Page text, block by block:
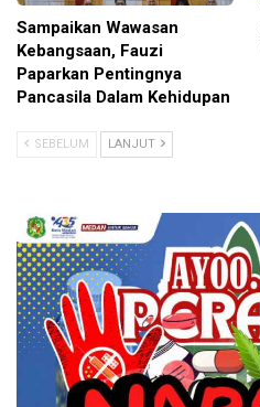
Sampaikan Wawasan
Kebangsaan, Fauzi
Paparkan Pentingnya
Pancasila Dalam Kehidupan
SEBELUM LANJUT